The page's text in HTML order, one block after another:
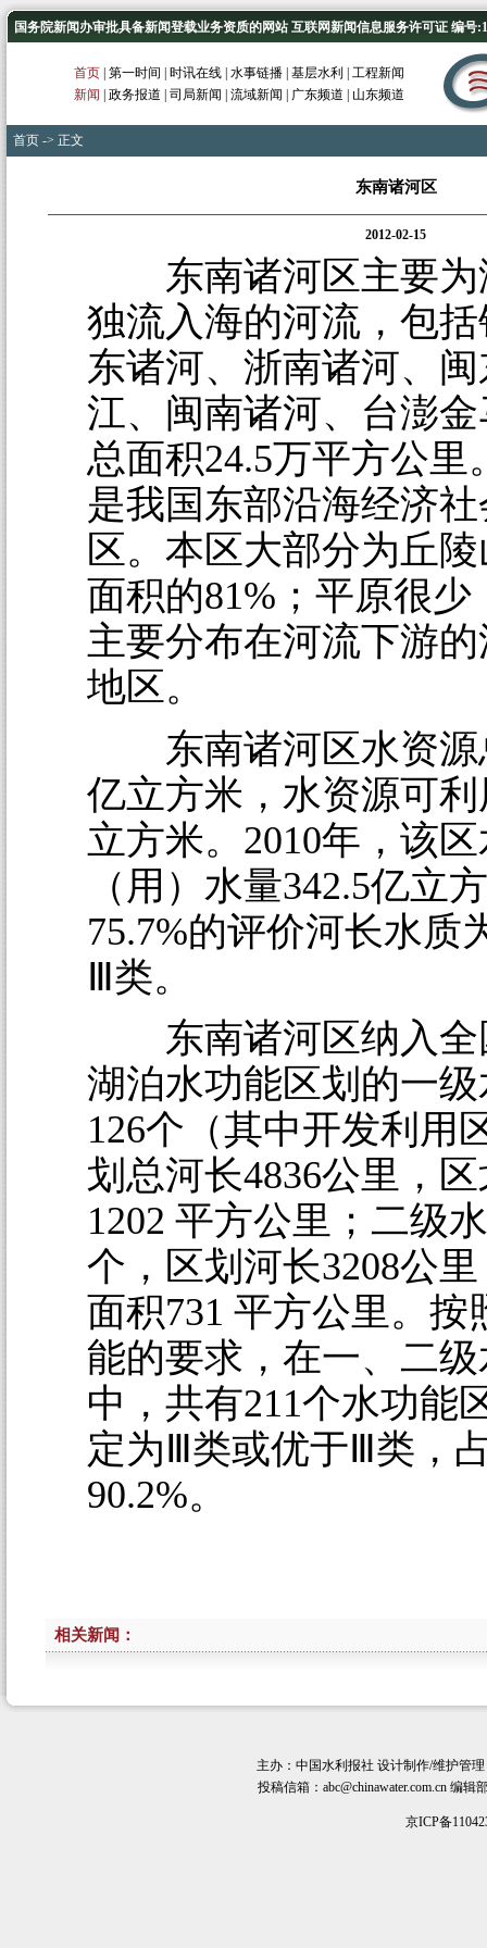
国务院新闻办审批具备新闻登载业务资质的网站 互联网新闻信息服务许可证 编号
首页 第一时间 时讯在线 水事链播 基层水利
工程新闻
新闻
政务报道 司局新闻 流域新闻 广东频道 山东频道
首页 -> 正文
东南诸河区
2012-02-15
东南诸河区主要为
独流入海的河流，包
东诸河、浙南诸河、
江、闽南诸河、台澎
总面积24.5万平方公里
是我国东部沿海经济
区。本区大部分为丘
面积的81%；平原很少
主要分布在河流下游
地区。
东南诸河区水资源
亿立方米，水资源可
立方米。2010年，该
（用）水量342.5亿立
75.7%的评价河长水质
Ⅲ类。
东南诸河区纳入全
湖泊水功能区划的一
126个（其中开发利用
划总河长4836公里，
1202 平方公里；二级
个，区划河长3208公
面积731 平方公里。按
能的要求，在一、二
中，共有211个水功能
定为Ⅲ类或优于Ⅲ类，
90.2%。
相关新闻：
主办： 中国水利报社 设计制作/维护管
投稿信箱：abc@chinawater.com.cn 编辑
京ICP备